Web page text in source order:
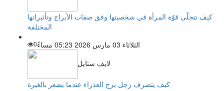
كيف تتجلّى قوّة المرأة في شخصيتها وفق صفات الأبراج وتأثيراتها
المختلفة
الثلاثاء 03 مارس 2026 05:23 مساءً
0
لايف ستايل
كيف يتصرف رجل برج العذراء عندما يشعر بالغيرة